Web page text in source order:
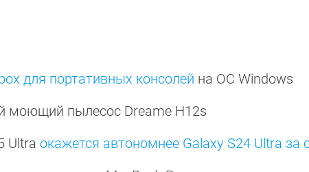
для портативных консолей на ОС Windows
моющий пылесос Dreame H12s
Ultra окажется автономнее Galaxy S24 Ultra за